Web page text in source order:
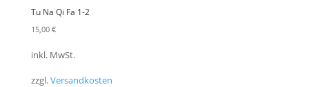
Tu Na Qi Fa 1-2
15,00 €
inkl. MwSt.
zzgl.Versandkosten